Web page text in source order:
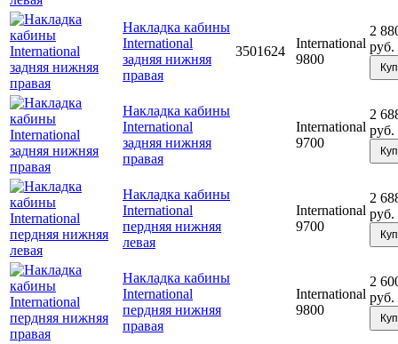
Накладка кабины
International
задняя нижняя
правая
3501624
International
9800
2
руб.
Накладка кабины
International
задняя нижняя
правая
International
9700
2
руб.
Накладка кабины
International
пердняя нижняя
левая
International
9700
2
руб.
Накладка кабины
International
пердняя нижняя
правая
International
9800
2
руб.